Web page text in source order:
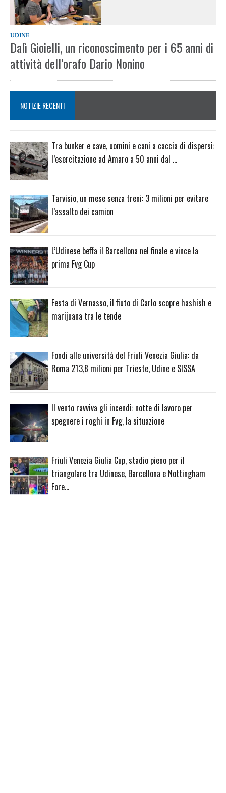
UDINE
Dalì Gioielli, un riconoscimento per i 65 anni di
attività dell’orafo Dario Nonino
NOTIZIE RECENTI
Tra bunker e cave, uomini e cani a caccia di dispersi:
l’esercitazione ad Amaro a 50 anni dal …
Tarvisio, un mese senza treni: 3 milioni per evitare
l’assalto dei camion
L’Udinese beffa il Barcellona nel finale e vince la
prima Fvg Cup
Festa di Vernasso, il fiuto di Carlo scopre hashish e
marijuana tra le tende
Fondi alle università del Friuli Venezia Giulia: da
Roma 213,8 milioni per Trieste, Udine e SISSA
Il vento ravviva gli incendi: notte di lavoro per
spegnere i roghi in Fvg, la situazione
Friuli Venezia Giulia Cup, stadio pieno per il
triangolare tra Udinese, Barcellona e Nottingham
Fore…